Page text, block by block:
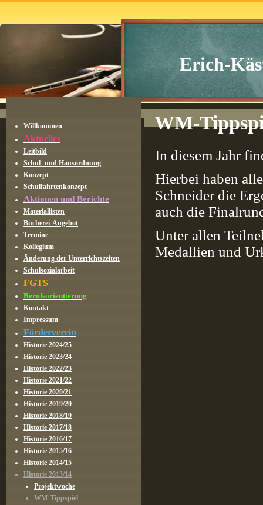
Erich-
Willkommen
Aktuelles
Leitbild
Schul- und Hausordnung
Konzept
Schulfahrtenkonzept
Aktionen und Berichte
Materiallisten
Bücherei-Angebot
Termine
Kollegium
Änderung der Unterrichtszeiten
Schulsozialarbeit
FGTS
Berufsorientierung
Kontakt
Impressum
Förderverein
Historie 2024/25
Historie 2023/24
Historie 2022/23
Historie 2021/22
Historie 2020/21
Historie 2019/20
Historie 2018/19
Historie 2017/18
Historie 2016/17
Historie 2015/16
Historie 2014/15
Historie 2013/14
Projektwoche
WM-Tippspiel
WM-
In diesem Jahr
Hierbei haben
Schneider die
auch die
Unter allen
Medallien und